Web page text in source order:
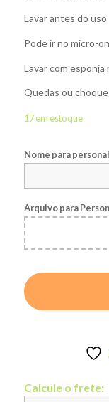
Lavar antes do uso
Pode ir no micro-
Lavar com esponja
Quedas ou
17 em estoque
Nome para
Arquivo para
Calcule o frete: